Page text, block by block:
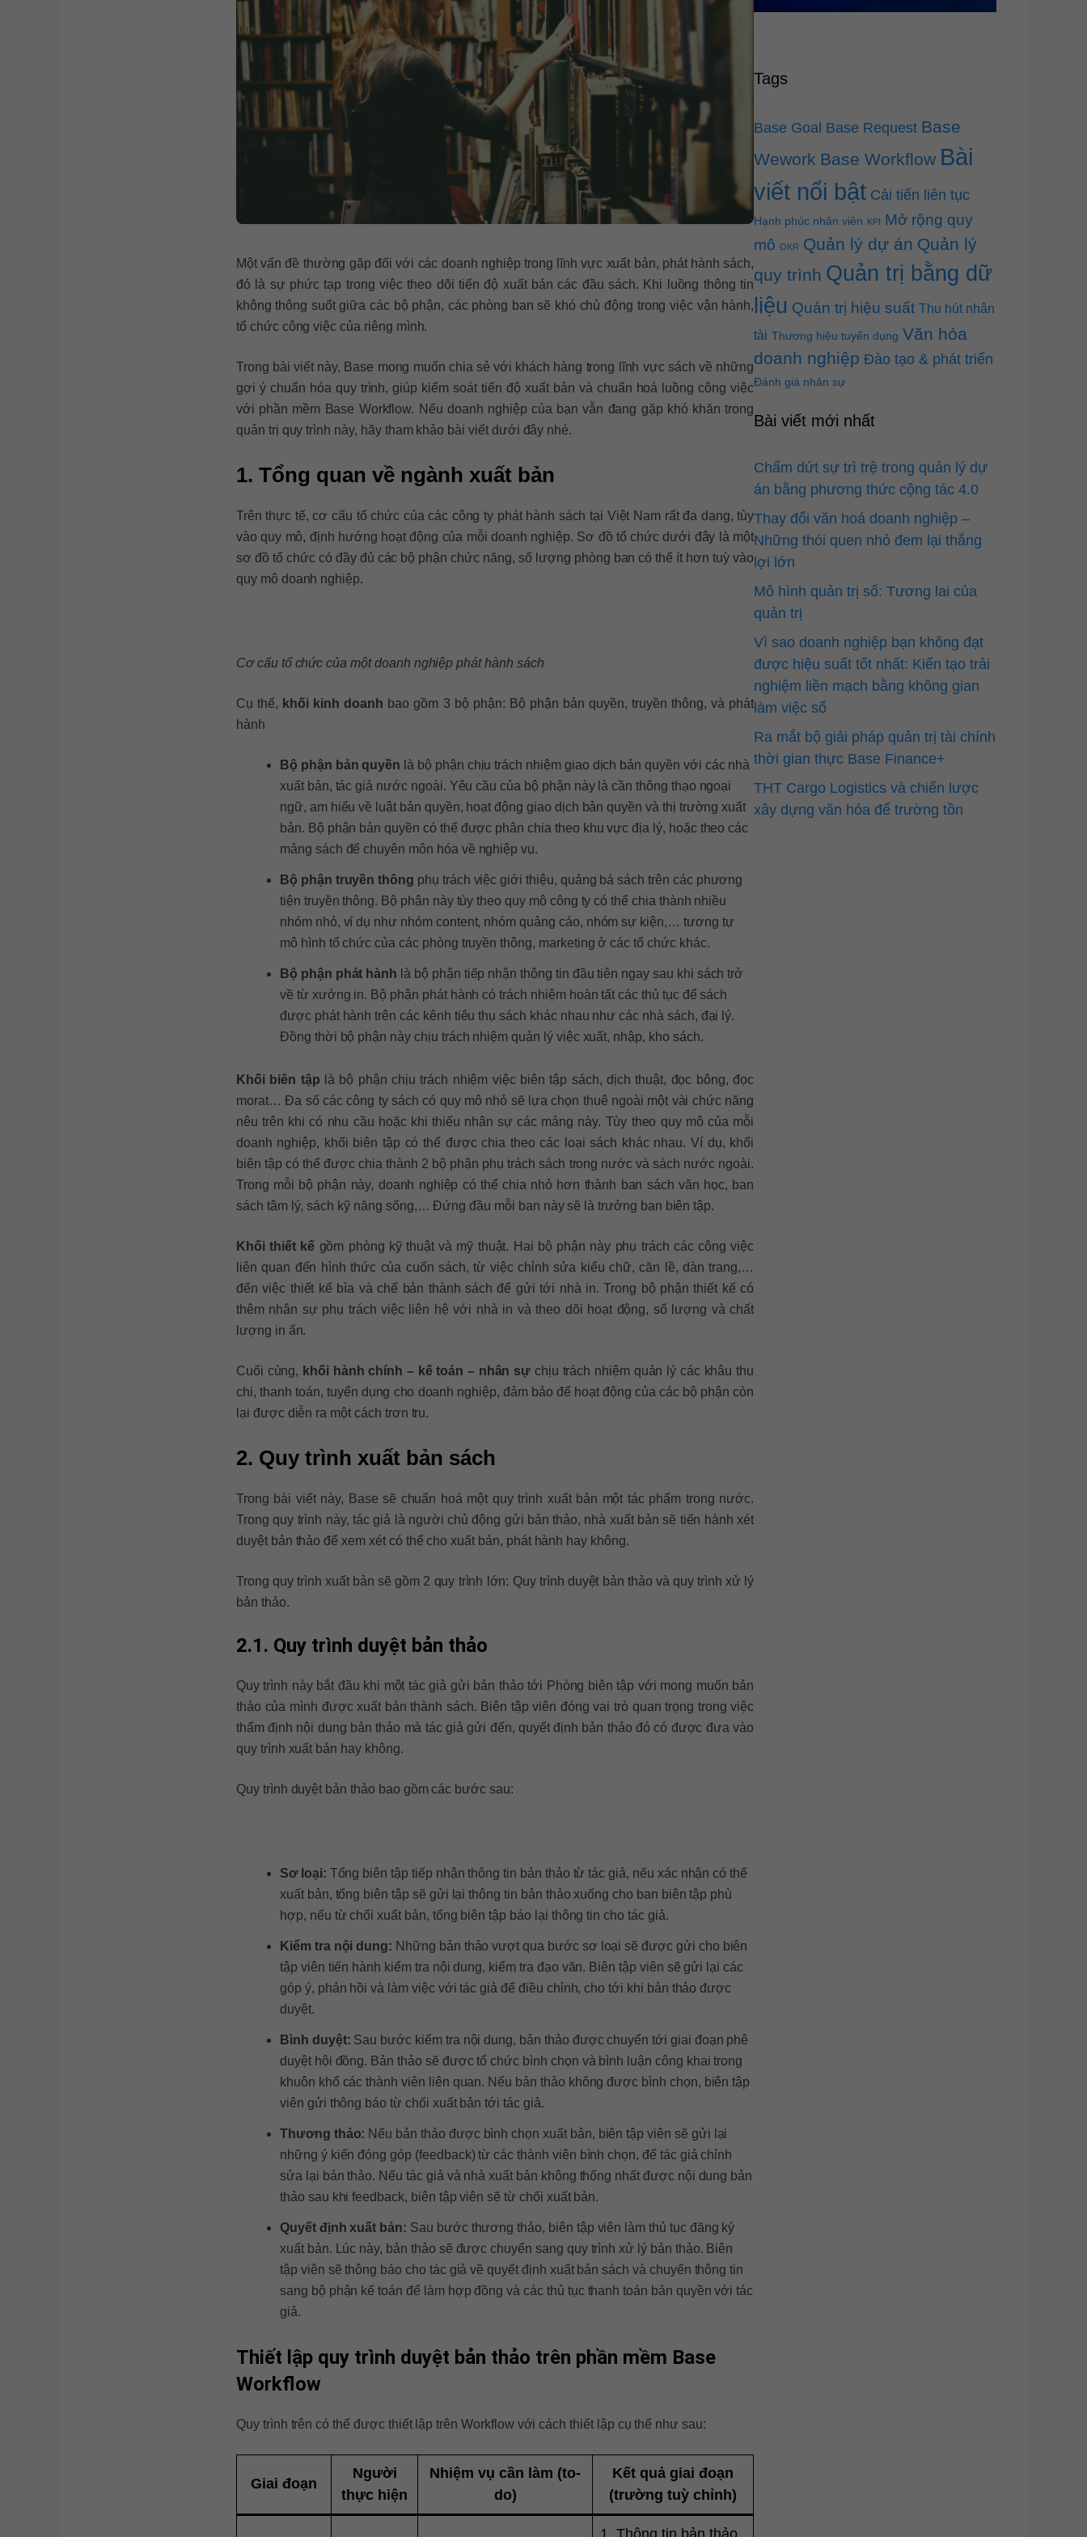
Một vấn đề thường gặp đối với các doanh nghiệp trong lĩnh vực xuất bản, phát hành sách,
đó là sự phức tạp trong việc theo dõi tiến độ xuất bản các đầu sách. Khi luồng thông tin
không thông suốt giữa các bộ phận, các phòng ban sẽ khó chủ động trong việc vận hành,
tổ chức công việc của riêng mình.
Trong bài viết này, Base mong muốn chia sẻ với khách hàng trong lĩnh vực sách về những
gợi ý chuẩn hóa quy trình, giúp kiểm soát tiến độ xuất bản và chuẩn hoá luồng công việc
với phần mềm Base Workflow. Nếu doanh nghiệp của bạn vẫn đang gặp khó khăn trong
quản trị quy trình này, hãy tham khảo bài viết dưới đây nhé.
1. Tổng quan về ngành xuất bản
Trên thực tế, cơ cấu tổ chức của các công ty phát hành sách tại Việt Nam rất đa dạng, tùy
vào quy mô, định hướng hoạt động của mỗi doanh nghiệp. Sơ đồ tổ chức dưới đây là một
sơ đồ tổ chức có đầy đủ các bộ phận chức năng, số lượng phòng ban có thể ít hơn tuỳ vào
quy mô doanh nghiệp.
Cơ cấu tổ chức của một doanh nghiệp phát hành sách
Cụ thể, khối kinh doanh bao gồm 3 bộ phận: Bộ phận bản quyền, truyền thông, và phát
hành
Bộ phận bản quyền là bộ phận chịu trách nhiệm giao dịch bản quyền với các nhà
xuất bản, tác giả nước ngoài. Yêu cầu của bộ phận này là cần thông thạo ngoại
ngữ, am hiểu về luật bản quyền, hoạt động giao dịch bản quyền và thị trường xuất
bản. Bộ phận bản quyền có thể được phân chia theo khu vực địa lý, hoặc theo các
mảng sách để chuyên môn hóa về nghiệp vụ.
Bộ phận truyền thông phụ trách việc giới thiệu, quảng bá sách trên các phương
tiện truyền thông. Bộ phận này tùy theo quy mô công ty có thể chia thành nhiều
nhóm nhỏ, ví dụ như nhóm content, nhóm quảng cáo, nhóm sự kiện,… tương tự
mô hình tổ chức của các phòng truyền thông, marketing ở các tổ chức khác.
Bộ phận phát hành là bộ phận tiếp nhận thông tin đầu tiên ngay sau khi sách trở
về từ xưởng in. Bộ phận phát hành có trách nhiệm hoàn tất các thủ tục để sách
được phát hành trên các kênh tiêu thụ sách khác nhau như các nhà sách, đại lý.
Đồng thời bộ phận này chịu trách nhiệm quản lý việc xuất, nhập, kho sách.
Khối biên tập là bộ phận chịu trách nhiệm việc biên tập sách, dịch thuật, đọc bông, đọc
morat… Đa số các công ty sách có quy mô nhỏ sẽ lựa chọn thuê ngoài một vài chức năng
nêu trên khi có nhu cầu hoặc khi thiếu nhân sự các mảng này. Tùy theo quy mô của mỗi
doanh nghiệp, khối biên tập có thể được chia theo các loại sách khác nhau. Ví dụ, khối
biên tập có thể được chia thành 2 bộ phận phụ trách sách trong nước và sách nước ngoài.
Trong mỗi bộ phận này, doanh nghiệp có thể chia nhỏ hơn thành ban sách văn học, ban
sách tâm lý, sách kỹ năng sống,… Đứng đầu mỗi ban này sẽ là trưởng ban biên tập.
Khối thiết kế gồm phòng kỹ thuật và mỹ thuật. Hai bộ phận này phụ trách các công việc
liên quan đến hình thức của cuốn sách, từ việc chỉnh sửa kiểu chữ, căn lề, dàn trang,…
đến việc thiết kế bìa và chế bản thành sách để gửi tới nhà in. Trong bộ phận thiết kế có
thêm nhân sự phụ trách việc liên hệ với nhà in và theo dõi hoạt động, số lượng và chất
lượng in ấn.
Cuối cùng, khối hành chính – kế toán – nhân sự chịu trách nhiệm quản lý các khâu thu
chi, thanh toán, tuyển dụng cho doanh nghiệp, đảm bảo để hoạt động của các bộ phận còn
lại được diễn ra một cách trơn tru.
2. Quy trình xuất bản sách
Trong bài viết này, Base sẽ chuẩn hoá một quy trình xuất bản một tác phẩm trong nước.
Trong quy trình này, tác giả là người chủ động gửi bản thảo, nhà xuất bản sẽ tiến hành xét
duyệt bản thảo để xem xét có thể cho xuất bản, phát hành hay không.
Trong quy trình xuất bản sẽ gồm 2 quy trình lớn: Quy trình duyệt bản thảo và quy trình xử lý
bản thảo.
2.1. Quy trình duyệt bản thảo
Quy trình này bắt đầu khi một tác giả gửi bản thảo tới Phòng biên tập với mong muốn bản
thảo của mình được xuất bản thành sách. Biên tập viên đóng vai trò quan trọng trong việc
thẩm định nội dung bản thảo mà tác giả gửi đến, quyết định bản thảo đó có được đưa vào
quy trình xuất bản hay không.
Quy trình duyệt bản thảo bao gồm các bước sau:
Sơ loại: Tổng biên tập tiếp nhận thông tin bản thảo từ tác giả, nếu xác nhận có thể
xuất bản, tổng biên tập sẽ gửi lại thông tin bản thảo xuống cho ban biên tập phù
hợp, nếu từ chối xuất bản, tổng biên tập báo lại thông tin cho tác giả.
Kiểm tra nội dung: Những bản thảo vượt qua bước sơ loại sẽ được gửi cho biên
tập viên tiến hành kiểm tra nội dung, kiểm tra đạo văn. Biên tập viên sẽ gửi lại các
góp ý, phản hồi và làm việc với tác giả để điều chỉnh, cho tới khi bản thảo được
duyệt.
Bình duyệt: Sau bước kiểm tra nội dung, bản thảo được chuyển tới giai đoạn phê
duyệt hội đồng. Bản thảo sẽ được tổ chức bình chọn và bình luận công khai trong
khuôn khổ các thành viên liên quan. Nếu bản thảo không được bình chọn, biên tập
viên gửi thông báo từ chối xuất bản tới tác giả.
Thương thảo: Nếu bản thảo được bình chọn xuất bản, biên tập viên sẽ gửi lại
những ý kiến đóng góp (feedback) từ các thành viên bình chọn, để tác giả chỉnh
sửa lại bản thảo. Nếu tác giả và nhà xuất bản không thống nhất được nội dung bản
thảo sau khi feedback, biên tập viên sẽ từ chối xuất bản.
Quyết định xuất bản: Sau bước thương thảo, biên tập viên làm thủ tục đăng ký
xuất bản. Lúc này, bản thảo sẽ được chuyển sang quy trình xử lý bản thảo. Biên
tập viên sẽ thông báo cho tác giả về quyết định xuất bản sách và chuyển thông tin
sang bộ phận kế toán để làm hợp đồng và các thủ tục thanh toán bản quyền với tác
giả.
Thiết lập quy trình duyệt bản thảo trên phần mềm Base
Workflow
Quy trình trên có thể được thiết lập trên Workflow với cách thiết lập cụ thể như sau:
Giai đoạn
Người
thực hiện
Nhiệm vụ cần làm (to-
do)
Kết quả giai đoạn
(trường tuỳ chỉnh)
1. Thông tin bản thảo
Tags
Base Goal Base Request Base
Wework Base Workflow Bài
viết nổi bật Cải tiến liên tục
Hạnh phúc nhân viên KPI Mở rộng quy
mô OKR Quản lý dự án Quản lý
quy trình Quản trị bằng dữ
liệu Quản trị hiệu suất Thu hút nhân
tài Thương hiệu tuyển dụng Văn hóa
doanh nghiệp Đào tạo & phát triển
Đánh giá nhân sự
Bài viết mới nhất
Chấm dứt sự trì trệ trong quản lý dự
án bằng phương thức cộng tác 4.0
Thay đổi văn hoá doanh nghiệp –
Những thói quen nhỏ đem lại thắng
lợi lớn
Mô hình quản trị số: Tương lai của
quản trị
Vì sao doanh nghiệp bạn không đạt
được hiệu suất tốt nhất: Kiến tạo trải
nghiệm liền mạch bằng không gian
làm việc số
Ra mắt bộ giải pháp quản trị tài chính
thời gian thực Base Finance+
THT Cargo Logistics và chiến lược
xây dựng văn hóa để trường tồn